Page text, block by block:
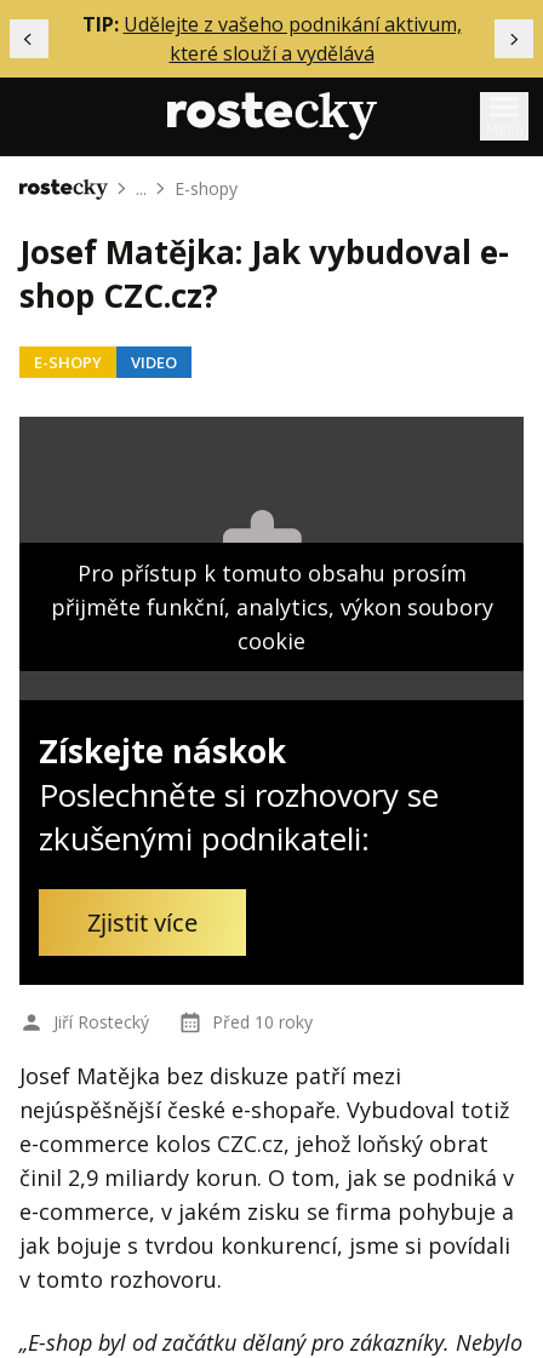
Předchozí
TIP: Udělejte z vašeho podnikání aktivum,
které slouží a vydělává
Mentoring
Podcasty
Solo
Inzerce
O mně
Kontakt
Obchodní podmínky
Hledat
Domů ... E-shopy
Josef Matějka: Jak vybudoval e-
shop CZC.cz?
E-SHOPY VIDEO
Pro přístup k tomuto obsahu prosím
přijměte funkční, analytics, výkon soubory
cookie
Získejte náskok
Poslechněte si rozhovory se
zkušenými podnikateli:
Zjistit více
Jiří Rostecký Před 10 roky
Josef Matějka bez diskuze patří mezi
nejúspěšnější české e-shopaře. Vybudoval totiž
e-commerce kolos CZC.cz, jehož loňský obrat
činil 2,9 miliardy korun. O tom, jak se podniká v
e-commerce, v jakém zisku se firma pohybuje a
jak bojuje s tvrdou konkurencí, jsme si povídali
v tomto rozhovoru.
„E-shop byl od začátku dělaný pro zákazníky. Nebylo